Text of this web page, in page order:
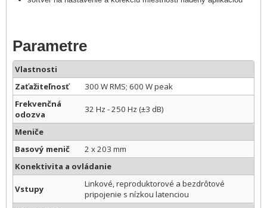
Parametre
Vlastnosti
Zaťažiteľnosť
300 W RMS; 600 W peak
Frekvenčná
odozva
32 Hz - 250 Hz (±3 dB)
Meniče
Basový menič
2 x 203 mm
Konektivita a ovládanie
Vstupy
Linkové, reproduktorové a bezdrôtové
pripojenie s nízkou latenciou